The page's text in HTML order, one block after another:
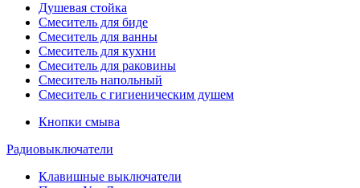
Душевая стойка
Смеситель для биде
Смеситель для ванны
Смеситель для кухни
Смеситель для раковины
Смеситель напольный
Смеситель с гигиеническим душем
Кнопки смыва
Радиовыключатели
Клавишные выключатели